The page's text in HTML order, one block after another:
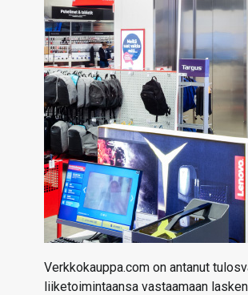
Verkkokauppa.com on antanut
liiketoimintaansa vastaamaan